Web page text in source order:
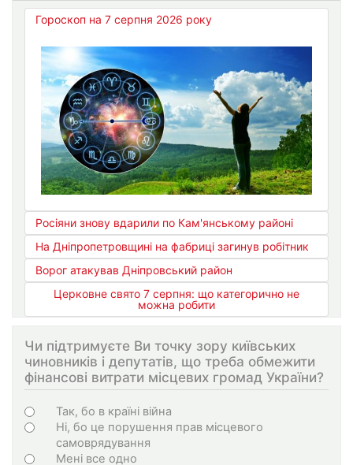
Гороскоп на 7 серпня 2026 року
Росіяни знову вдарили по Кам'янському районі
На Дніпропетровщині на фабриці загинув робітник
Ворог атакував Дніпровський район
Церковне свято 7 серпня: що категорично не
можна робити
Чи підтримуєте Ви точку зору київських
чиновників і депутатів, що треба обмежити
фінансові витрати місцевих громад України?
Варіанти
Так, бо в країні війна
Ні, бо це порушення прав місцевого
самоврядування
Мені все одно